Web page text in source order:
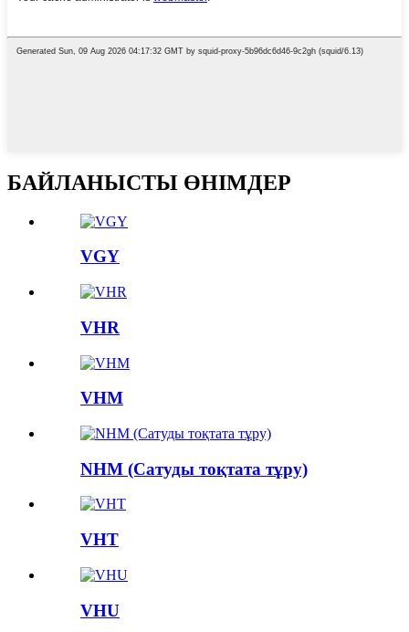
БАЙЛАНЫСТЫ ӨНІМДЕР
VGY
VHR
VHM
NHM (Сатуды тоқтата тұру)
VHT
VHU